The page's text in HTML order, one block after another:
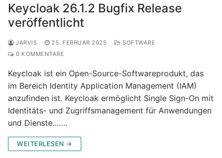
Keycloak 26.1.2 Bugfix Release
veröffentlicht
JARVIS 25. FEBRUAR 2025
SOFTWARE
0 KOMMENTARE
Keycloak ist ein Open-Source-Softwareprodukt, das
im Bereich Identity Application Management (IAM)
anzufinden ist. Keycloak ermöglicht Single Sign-On mit
Identitäts- und Zugriffsmanagement für Anwendungen
und Dienste.……
WEITERLESEN →